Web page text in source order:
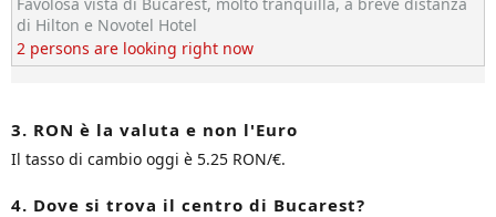
di Hilton e Novotel Hotel
2 persons are looking right now
3. RON è la valuta e non l'Euro
Il tasso di cambio oggi è 5.25 RON/€.
4. Dove si trova il centro di Bucarest?